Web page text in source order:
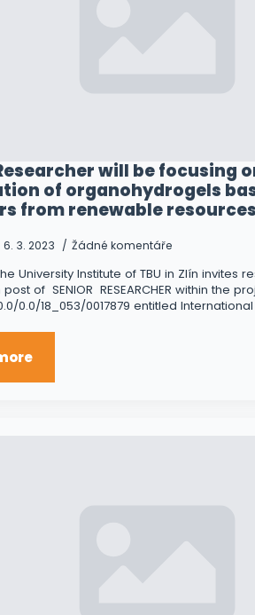
will be focusing
of organohydrogels
from renewable
6. 3. 2023 Žádné komentáře
University Institute of TBU in Zlín invites
of SENIOR RESEARCHER within the
0.0/18_053/0017879 entitled